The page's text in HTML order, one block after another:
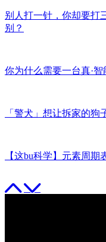
别人打一针，你却要打
别？
你为什么需要一台真·智
「警犬」想让拆家的狗
【这bu科学】元素周